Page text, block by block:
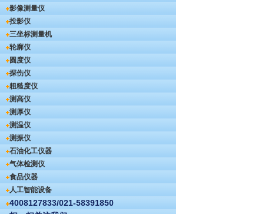
影像测量仪
投影仪
三坐标测量机
轮廓仪
圆度仪
探伤仪
粗糙度仪
测高仪
测厚仪
测温仪
测振仪
石油化工仪器
气体检测仪
食品仪器
人工智能设备
4008127833/021-58391850